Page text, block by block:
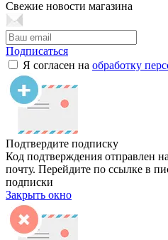
Свежие новости магазина
Подписаться
Я согласен на обработку
Подтвердите подписку
Код подтверждения отправлен
почту. Перейдите по ссылке в
подписки
Закрыть окно